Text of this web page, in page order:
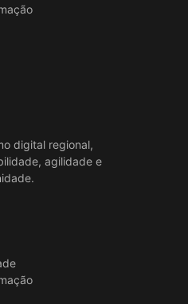
digital regional,
agilidade e